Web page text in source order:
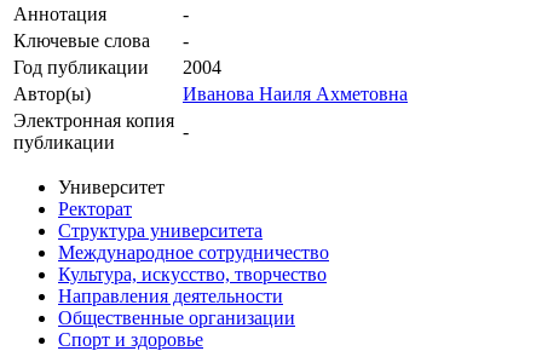
Аннотация
-
Ключевые cлова
-
Год публикации
2004
Автор(ы)
Иванова Наиля Ахметовна
Электронная копия
публикации
-
Университет
Ректорат
Структура университета
Международное сотрудничество
Культура, искусство, творчество
Направления деятельности
Общественные организации
Спорт и здоровье